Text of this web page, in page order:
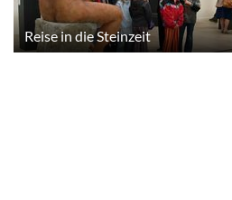
Reise in die Steinzeit